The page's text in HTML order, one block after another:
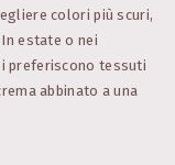
colori più scuri,
estate o nei
preferiscono tessuti
abbinato a una